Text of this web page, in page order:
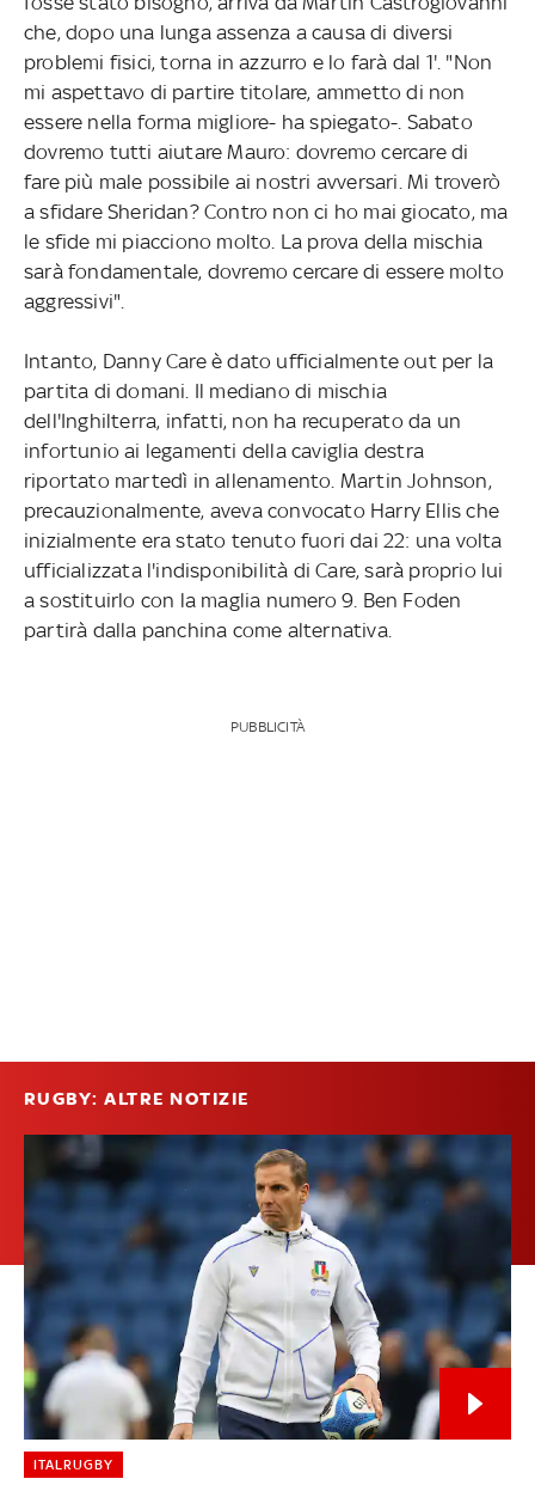
che, dopo una lunga assenza a causa di diversi
problemi fisici, torna in azzurro e lo farà dal 1'. "Non
mi aspettavo di partire titolare, ammetto di non
essere nella forma migliore- ha spiegato-. Sabato
dovremo tutti aiutare Mauro: dovremo cercare di
fare più male possibile ai nostri avversari. Mi troverò
a sfidare Sheridan? Contro non ci ho mai giocato, ma
le sfide mi piacciono molto. La prova della mischia
sarà fondamentale, dovremo cercare di essere molto
aggressivi".
Intanto, Danny Care è dato ufficialmente out per la
partita di domani. Il mediano di mischia
dell'Inghilterra, infatti, non ha recuperato da un
infortunio ai legamenti della caviglia destra
riportato martedì in allenamento. Martin Johnson,
precauzionalmente, aveva convocato Harry Ellis che
inizialmente era stato tenuto fuori dai 22: una volta
ufficializzata l'indisponibilità di Care, sarà proprio lui
a sostituirlo con la maglia numero 9. Ben Foden
partirà dalla panchina come alternativa.
PUBBLICITÀ
RUGBY: ALTRE NOTIZIE
ITALRUGBY